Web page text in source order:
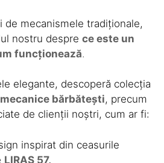
de mecanismele tradiționale,
nostru despre ce este un
funcționează.
elegante, descoperă colecția
bărbătești, precum
de clienții noștri, cum ar fi:
inspirat din ceasurile
LIRAS 57,